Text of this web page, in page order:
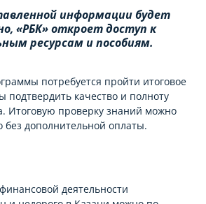
информации будет
«РБК» откроет доступ к
ресурсам и пособиям.
потребуется пройти итоговое
подтвердить качество и полноту
Итоговую проверку знаний можно
без дополнительной оплаты.
деятельности